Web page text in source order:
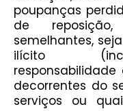
poupanças
de
semelhantes,
ilícito
decorrentes do
serviços ou